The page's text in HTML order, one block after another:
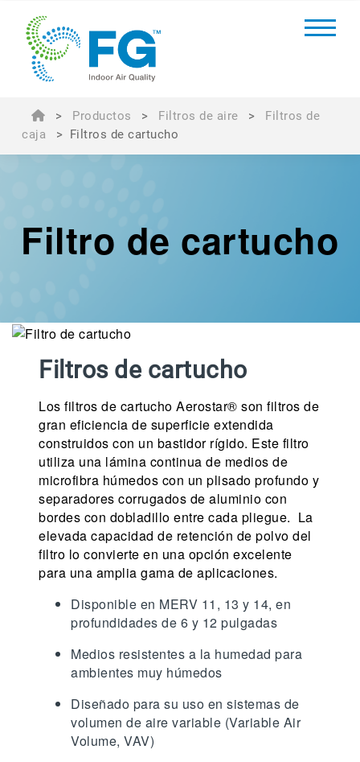
> Productos > Filtros de aire >
Filtros de
caja
> Filtros de cartucho
Filtro de cartucho
Filtros de cartucho
Los filtros de cartucho Aerostar® son filtros de
gran eficiencia de superficie extendida
construidos con un bastidor rígido. Este filtro
utiliza una lámina continua de medios de
microfibra húmedos con un plisado profundo y
separadores corrugados de aluminio con
bordes con dobladillo entre cada pliegue. La
elevada capacidad de retención de polvo del
filtro lo convierte en una opción excelente
para una amplia gama de aplicaciones.
Disponible en MERV 11, 13 y 14, en
profundidades de 6 y 12 pulgadas
Medios resistentes a la humedad para
ambientes muy húmedos
Diseñado para su uso en sistemas de
volumen de aire variable (Variable Air
Volume, VAV)